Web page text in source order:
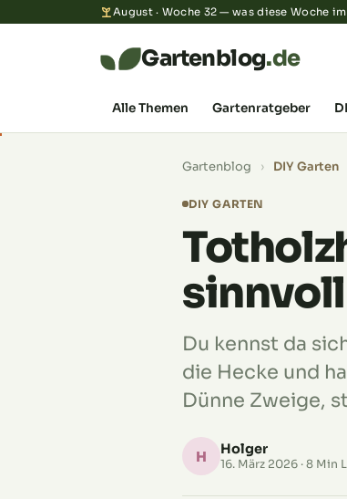
August · Woche 32 — was diese Woche
Gartenblog.de
Alle Themen Gartenratgeber
Gartenblog › DIY Garten
DIY GARTEN
Du kennst da
die Hecke und
Dünne Zweige,
H Holger
16. März 2026 · 8 Min